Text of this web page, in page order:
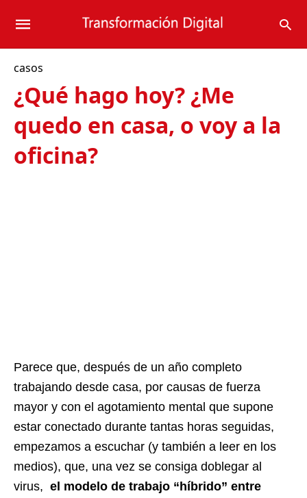
casos
¿Qué hago hoy? ¿Me
quedo en casa, o voy a la
oficina?
Parece que, después de un año completo
trabajando desde casa, por causas de fuerza
mayor y con el agotamiento mental que supone
estar conectado durante tantas horas seguidas,
empezamos a escuchar (y también a leer en los
medios), que, una vez se consiga doblegar al
virus, el modelo de trabajo “híbrido” entre